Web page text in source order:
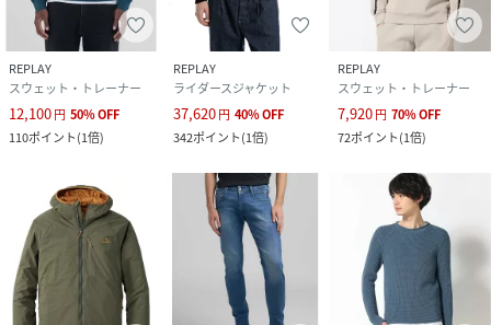
REPLAY
スウェット・トレーナー
12,100円 50%OFF
110ポイント(1倍)
REPLAY
ライダースジャケット
37,620円 40%OFF
342ポイント(1倍)
REPLAY
スウェット・トレーナー
7,920円 70%OFF
72ポイント(1倍)